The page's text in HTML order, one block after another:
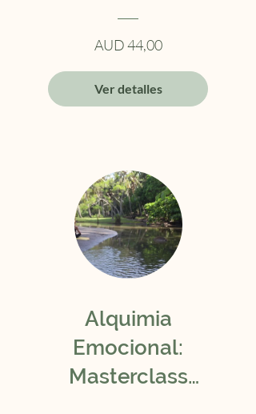
energía
AUD 44,00
Ver detalles
Alquimia
Emocional:
Masterclass